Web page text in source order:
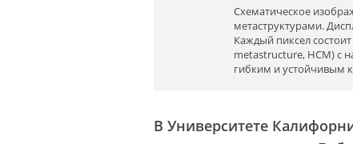
Схематическое
метаструктурами.
Каждый пиксел
metastructure, HCM) с
гибким и устойчивым
В Университете